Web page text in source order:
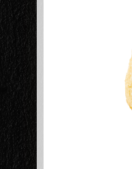
Patisserie